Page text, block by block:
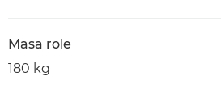
Masa role
180 kg